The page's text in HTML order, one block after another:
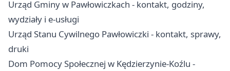
Urząd Gminy w Pawłowiczkach - kontakt, godziny,
wydziały i e-usługi
Urząd Stanu Cywilnego Pawłowiczki - kontakt, sprawy,
druki
Dom Pomocy Społecznej w Kędzierzynie-Koźlu -